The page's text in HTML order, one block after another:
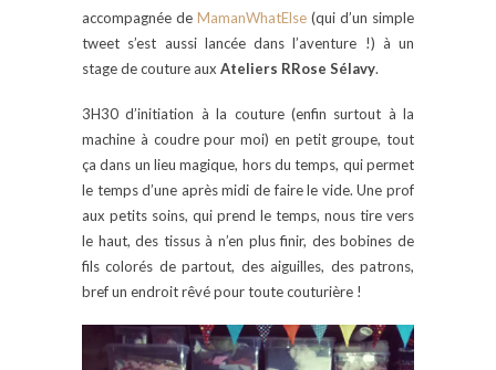
accompagnée de MamanWhatElse (qui d’un simple
tweet s’est aussi lancée dans l’aventure !) à un
stage de couture aux Ateliers RRose Sélavy.
3H30 d’initiation à la couture (enfin surtout à la
machine à coudre pour moi) en petit groupe, tout
ça dans un lieu magique, hors du temps, qui permet
le temps d’une après midi de faire le vide. Une prof
aux petits soins, qui prend le temps, nous tire vers
le haut, des tissus à n’en plus finir, des bobines de
fils colorés de partout, des aiguilles, des patrons,
bref un endroit rêvé pour toute couturière !